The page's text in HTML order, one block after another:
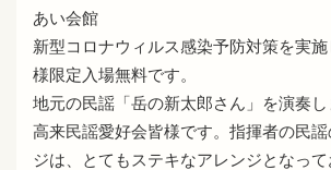
あい会館
新型コロナウィルス感染予防対策を実
様限定入場無料です。
地元の民謡「岳の新太郎さん」を演奏し
高来民謡愛好会皆様です。指揮者の民
ジは、とてもステキなアレンジとなっ